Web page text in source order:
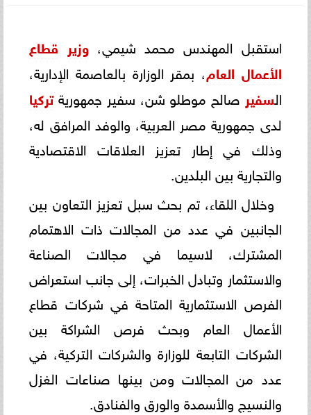
استقبل المهندس محمد شيمي،وزير قطاع
الأعمال العام، بمقر الوزارة بالعاصمة الإدارية،
السفير صالح موطلو شن، سفير جمهوريةتركيا
لدى جمهورية مصر العربية، والوفد المرافق له،
وذلك في إطار تعزيز العلاقات الاقتصادية
والتجارية بين البلدين.
وخلال اللقاء، تم بحث سبل تعزيز التعاون بين
الجانبين في عدد من المجالات ذات الاهتمام
المشترك، لاسيما في مجالات الصناعة
والاستثمار وتبادل الخبرات، إلى جانب استعراض
الفرص الاستثمارية المتاحة في شركات قطاع
الأعمال العام وبحث فرص الشراكة بين
الشركات التابعة للوزارة والشركات التركية، في
عدد من المجالات ومن بينها صناعات الغزل
والنسيج والأسمدة والورق والفنادق.